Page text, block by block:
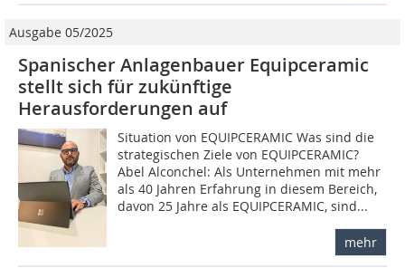
Ausgabe 05/2025
Spanischer Anlagenbauer Equipceramic
stellt sich für zukünftige
Herausforderungen auf
Situation von EQUIPCERAMIC Was sind die
strategischen Ziele von EQUIPCERAMIC?
Abel Alconchel: Als Unternehmen mit mehr
als 40 Jahren Erfahrung in diesem Bereich,
davon 25 Jahre als EQUIPCERAMIC, sind...
mehr